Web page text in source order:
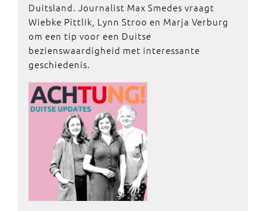
Duitsland. Journalist Max Smedes vraagt
Wiebke Pittlik, Lynn Stroo en Marja Verburg
om een tip voor een Duitse
bezienswaardigheid met interessante
geschiedenis.